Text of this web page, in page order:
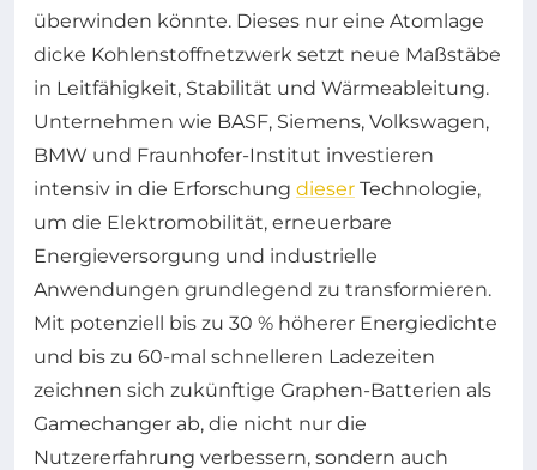
überwinden könnte. Dieses nur eine Atomlage
dicke Kohlenstoffnetzwerk setzt neue Maßstäbe
in Leitfähigkeit, Stabilität und Wärmeableitung.
Unternehmen wie BASF, Siemens, Volkswagen,
BMW und Fraunhofer-Institut investieren
intensiv in die Erforschung dieser Technologie,
um die Elektromobilität, erneuerbare
Energieversorgung und industrielle
Anwendungen grundlegend zu transformieren.
Mit potenziell bis zu 30 % höherer Energiedichte
und bis zu 60-mal schnelleren Ladezeiten
zeichnen sich zukünftige Graphen-Batterien als
Gamechanger ab, die nicht nur die
Nutzererfahrung verbessern, sondern auch